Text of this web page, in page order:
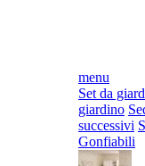
menu
Set da
giardino
successivi
Gonfiabili